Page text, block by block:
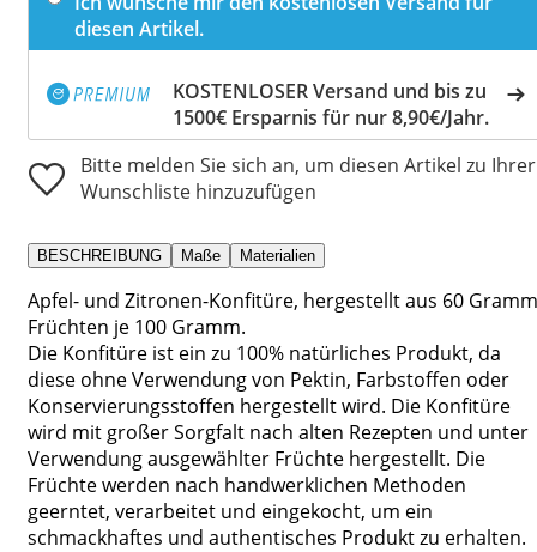
diesen Artikel.
KOSTENLOSER Versand und bis zu
1500€ Ersparnis für nur 8,90€/Jahr.
Bitte melden Sie sich an, um diesen Artikel zu Ihrer
Wunschliste hinzuzufügen
BESCHREIBUNG Maße Materialien
Apfel- und Zitronen-Konfitüre, hergestellt aus 60 Gramm
Früchten je 100 Gramm.
Die Konfitüre ist ein zu 100% natürliches Produkt, da
diese ohne Verwendung von Pektin, Farbstoffen oder
Konservierungsstoffen hergestellt wird. Die Konfitüre
wird mit großer Sorgfalt nach alten Rezepten und unter
Verwendung ausgewählter Früchte hergestellt. Die
Früchte werden nach handwerklichen Methoden
geerntet, verarbeitet und eingekocht, um ein
schmackhaftes und authentisches Produkt zu erhalten.